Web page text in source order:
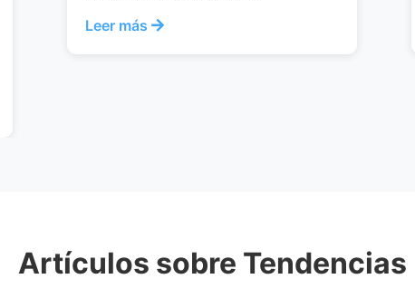
Leer más
Artículos sobre Tendencias